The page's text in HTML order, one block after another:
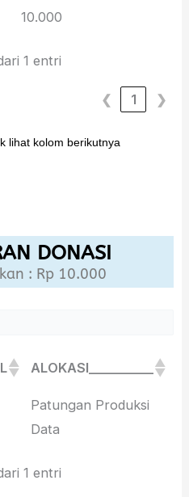
TOTAL_DONASI_____
10.000
1 entri
❮ 1 ❯
lihat kolom berikutnya
DONASI
: Rp 10.000
ALOKASI__________
ALOKASI__________
Patungan Produksi
Data
1 entri